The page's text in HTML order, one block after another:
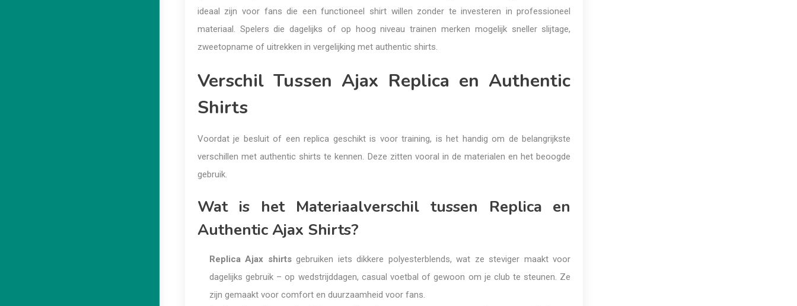
ideaal zijn voor fans die een functioneel shirt willen zonder te investeren in professioneel
materiaal. Spelers die dagelijks of op hoog niveau trainen merken mogelijk sneller slijtage,
zweetopname of uitrekken in vergelijking met authentic shirts.
Verschil Tussen Ajax Replica en Authentic
Shirts
Voordat je besluit of een replica geschikt is voor training, is het handig om de belangrijkste
verschillen met authentic shirts te kennen. Deze zitten vooral in de materialen en het beoogde
gebruik.
Wat is het Materiaalverschil tussen Replica en
Authentic Ajax Shirts?
Replica Ajax shirtsgebruiken iets dikkere polyesterblends, wat ze steviger maakt voor
dagelijks gebruik – op wedstrijddagen, casual voetbal of gewoon om je club te steunen. Ze
zijn gemaakt voor comfort en duurzaamheid voor fans.